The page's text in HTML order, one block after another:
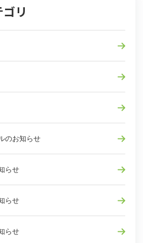
リ
のお知らせ
らせ
らせ
らせ